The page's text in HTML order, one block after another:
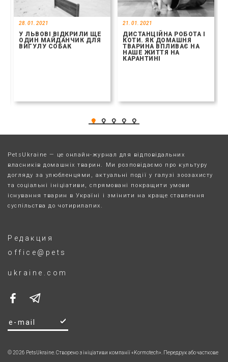
28. 01. 2021
У ЛЬВОВІ ВІДКРИЛИ ЩЕ
ОДИН МАЙДАНЧИК ДЛЯ
ВИГУЛУ СОБАК
21. 01. 2021
ДИСТАНЦІЙНА РОБОТА І
КОТИ. ЯК ДОМАШНЯ
ТВАРИНА ВПЛИВАЄ НА
НАШЕ ЖИТТЯ НА
КАРАНТИНІ
PetsUkraine — це онлайн-журнал для відповідальних
власників домашніх тварин. Ми розповідаємо про культуру
догляду за улюбленцями, актуальні події у галузі зоозахисту
та соціальні ініціативи, спрямовані покращити умови
існування тварин в Україні і змінити на краще ставлення
суспільства до чотирилапих.
Редакция
office@pets
ukraine.com
© 2026 PetsUkraine. Створено з ініціативи компанії «Kormotech». Передрук або часткове